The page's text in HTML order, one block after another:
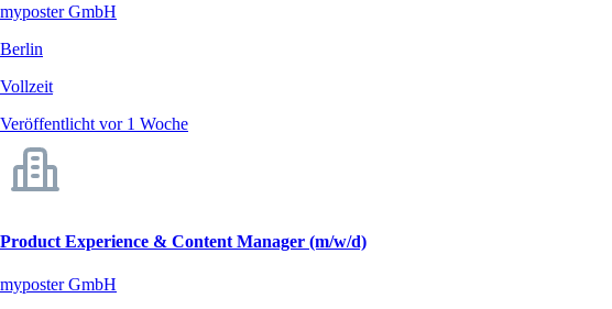
myposter GmbH
Berlin
Vollzeit
Veröffentlicht vor 1 Woche
Product Experience & Content Manager (m/w/d)
myposter GmbH